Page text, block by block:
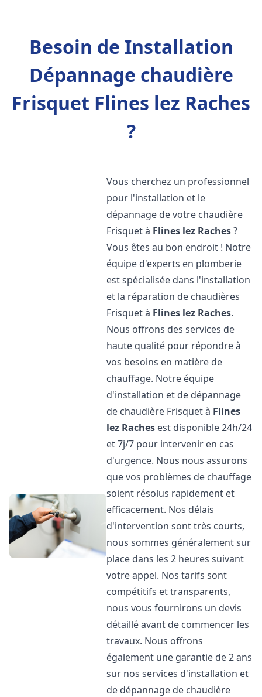
Besoin de Installation
Dépannage chaudière
Frisquet Flines lez Raches
?
Vous cherchez un professionnel
pour l'installation et le
dépannage de votre chaudière
Frisquet à Flines lez Raches?
Vous êtes au bon endroit ! Notre
équipe d'experts en plomberie
est spécialisée dans l'installation
et la réparation de chaudières
Frisquet à Flines lez Raches.
Nous offrons des services de
haute qualité pour répondre à
vos besoins en matière de
chauffage. Notre équipe
d'installation et de dépannage
de chaudière Frisquet à Flines
lez Raches est disponible 24h/24
et 7j/7 pour intervenir en cas
d'urgence. Nous nous assurons
que vos problèmes de chauffage
soient résolus rapidement et
efficacement. Nos délais
d'intervention sont très courts,
nous sommes généralement sur
place dans les 2 heures suivant
votre appel. Nos tarifs sont
compétitifs et transparents,
nous vous fournirons un devis
détaillé avant de commencer les
travaux. Nous offrons
également une garantie de 2 ans
sur nos services d'installation et
de dépannage de chaudière